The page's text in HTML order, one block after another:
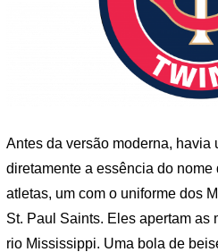
Antes da versão moderna, havia
diretamente a essência do
atletas, um com o uniforme dos
St. Paul Saints. Eles apertam as
rio Mississippi. Uma bola de